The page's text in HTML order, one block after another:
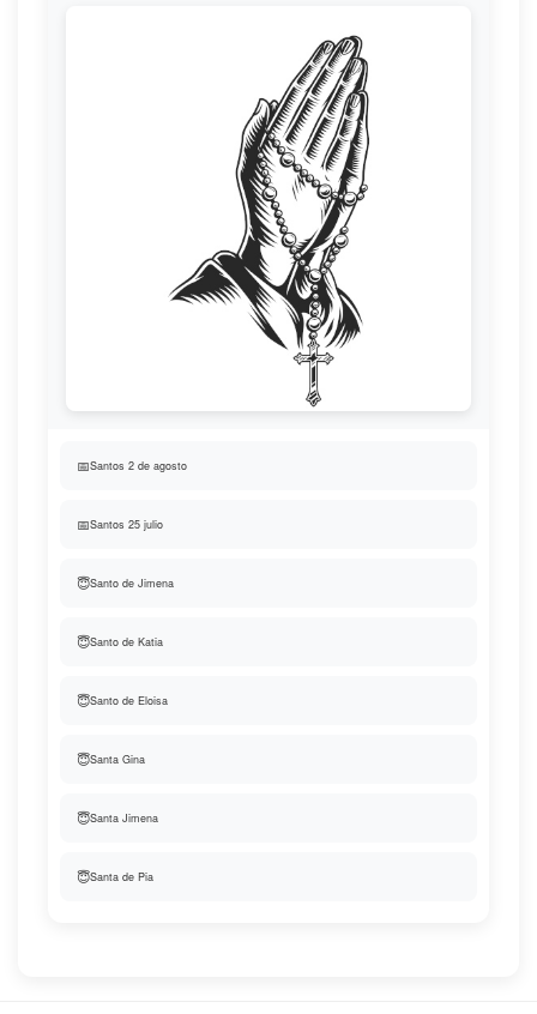
📅Santos 2 de agosto
📅Santos 25 julio
😇Santo de Jimena
😇Santo de Katia
😇Santo de Eloisa
😇Santa Gina
😇Santa Jimena
😇Santa de Pia